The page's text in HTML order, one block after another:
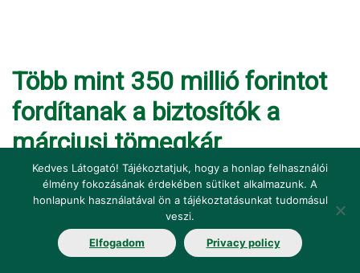
Több mint 350 millió forintot
fordítanak a biztosítók a
márciusi tömegkár
rendezésére
2023.09.30.
A március 11-i, az M1-es autópályán bekövetkezett
tömeges baleset károsultjainak a magyarországi
Kedves Látogató! Tájékoztatjuk, hogy a honlap felhasználói
élmény fokozásának érdekében sütiket alkalmazunk. A
honlapunk használatával ön a tájékoztatásunkat tudomásul
veszi.
Elfogadom Privacy policy